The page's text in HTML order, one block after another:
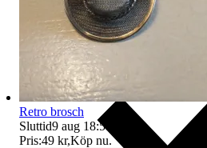
Retro brosch
Sluttid9 aug 18:58
Pris:49 kr,Köp nu.